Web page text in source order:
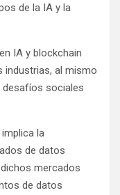
de la IA y la
IA y blockchain
industrias, al mismo
desafíos sociales
la
de datos
mercados
de datos